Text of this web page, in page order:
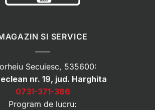
SI SERVICE
Secuiesc, 535600:
nr. 19, jud. Harghita
0731-371-386
Program de lucru: